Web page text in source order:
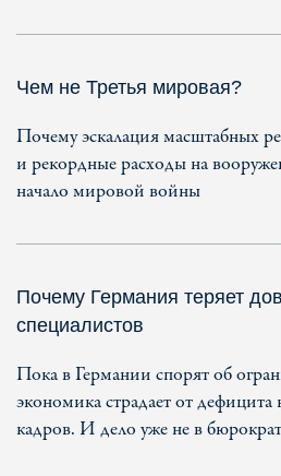
Чем не Третья мировая?
Почему эскалация масштабных
и рекордные расходы на
начало мировой войны
Почему Германия теряет
специалистов
Пока в Германии спорят об
экономика страдает от
кадров. И дело уже не в